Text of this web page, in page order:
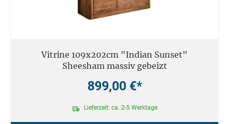
Vitrine 109x202cm "Indian Sunset"
Sheesham massiv gebeizt
899,00 €*
Lieferzeit: ca. 2-5 Werktage